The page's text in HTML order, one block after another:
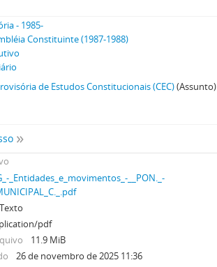
- 1985-
Constituinte (1987-1988)
de Estudos Constitucionais (CEC)(Assunto)
_Entidades_e_movimentos_-__PON._-
Texto
pdf
11.9 MiB
26 de novembro de 2025 11:36